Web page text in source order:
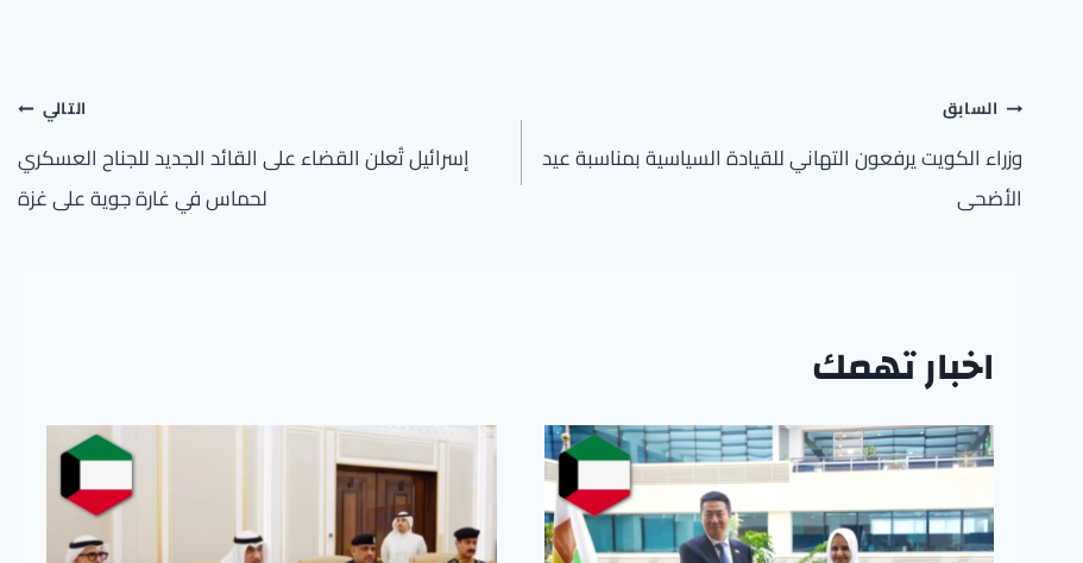
تصفّح
المقالات
السابق
وزراء الكويت يرفعون التهاني للقيادة السياسية بمناسبة عيد
الأضحى
التالي
إسرائيل تُعلن القضاء على القائد الجديد للجناح العسكري
لحماس في غارة جوية على غزة
اخبار تهمك